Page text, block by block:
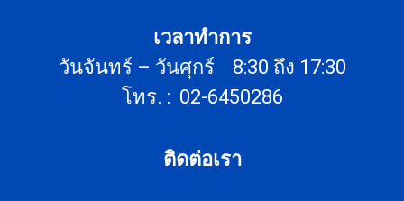
เวลาทำการ
วันจันทร์ – วันศุกร์ 8:30 ถึง 17:30
โทร. : 02-6450286
ติดต่อเรา